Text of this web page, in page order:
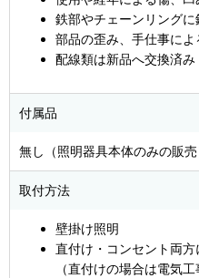
鉄部やチェーンリングに
部品の歪み、手仕事に
配線類は新品へ交換済み
付属品
無し（照明器具本体のみの販売
取付方法
壁掛け照明
直付け・コンセント両方
（直付けの場合は電気